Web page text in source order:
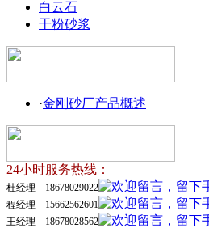
白云石
干粉砂浆
·金刚砂厂产品概述
24小时服务热线：
杜经理 18678029022
程经理 15662562601
王经理 18678028562